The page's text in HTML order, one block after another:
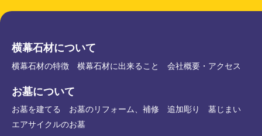
横幕石材について
横幕石材の特徴 横幕石材に出来ること 会社概要・アクセス
お墓について
お墓を建てる お墓のリフォーム、補修 追加彫り
墓じまい
エアサイクルのお墓